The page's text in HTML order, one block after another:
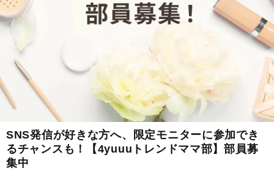
SNS発信が好きな方へ、限定モニターに参加でき
るチャンスも！【4yuuuトレンドママ部】部員募
集中